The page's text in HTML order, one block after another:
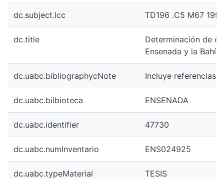
dc.subject.lcc TD196 .C5 M67 1997
dc.title
Determinación de
Ensenada y la
dc.uabc.bibliographycNote Incluye referencias
dc.uabc.bilbioteca ENSENADA
dc.uabc.identifier 47730
dc.uabc.numInventario ENS024925
dc.uabc.typeMaterial TESIS